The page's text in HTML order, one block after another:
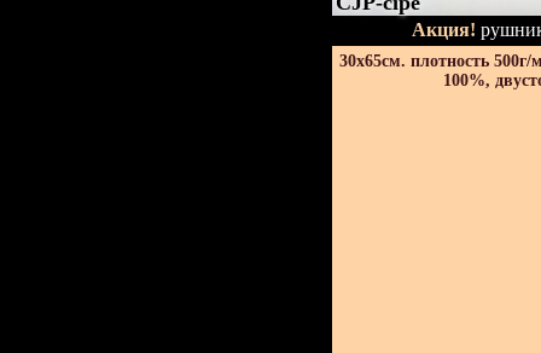
Акция!
30х65см. плотность 500г/
100%,